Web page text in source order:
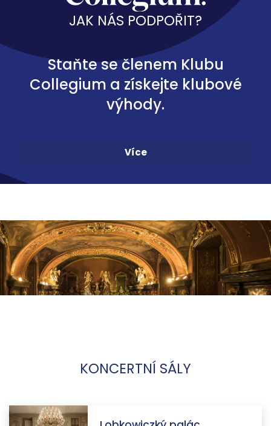
JAK NÁS PODPOŘIT?
Staňte se členem Klubu
Collegium a získejte klubové
výhody.
Více
KONCERTNÍ SÁLY